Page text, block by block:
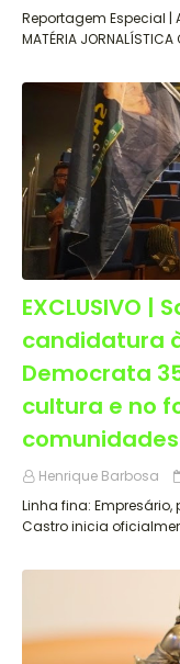
Reportagem Especial |
MATÉRIA
EXCLUSIVO
candidatura
Democrata
cultura e no
comunidades
Henrique Barbosa
Linha fina:
Castro inicia